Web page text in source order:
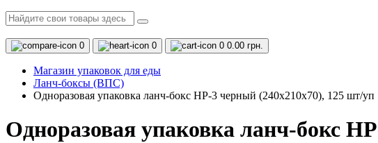
0 0 0 0.00 грн.
Магазин упаковок для еды
Ланч-боксы (ВПС)
Одноразовая упаковка ланч-бокс HP-3 черный (240х210х70), 125 шт/уп
Одноразовая упаковка ланч-бокс